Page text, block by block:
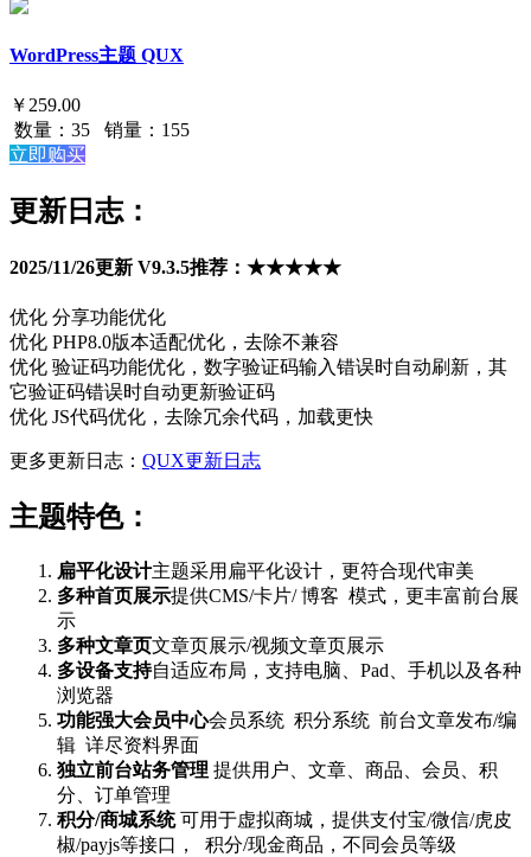
WordPress主题 QUX
￥ 259.00
数量： 35 销量： 155
立即购买
更新日志：
2025/11/26更新 V9.3.5推荐：★★★★★
优化 分享功能优化
优化 PHP8.0版本适配优化，去除不兼容
优化 验证码功能优化，数字验证码输入错误时自动刷新，其
它验证码错误时自动更新验证码
优化 JS代码优化，去除冗余代码，加载更快
更多更新日志： QUX更新日志
主题特色：
扁平化设计主题采用扁平化设计，更符合现代审美
多种首页展示提供CMS/卡片/ 博客 模式，更丰富前台展
示
多种文章页文章页展示/视频文章页展示
多设备支持自适应布局，支持电脑、Pad、手机以及各种
浏览器
功能强大会员中心会员系统 积分系统 前台文章发布/编
辑 详尽资料界面
独立前台站务管理 提供用户、文章、商品、会员、积
分、订单管理
积分/商城系统可用于虚拟商城，提供支付宝/微信/虎皮
椒/payjs等接口， 积分/现金商品，不同会员等级